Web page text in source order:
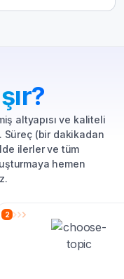
altyapısı ve kaliteli
Süreç (bir dakikadan
ilerler ve tüm
hemen
2